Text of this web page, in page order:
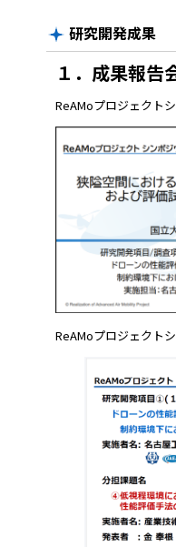
研究開発成果
１．成果報告
ReAMoプロジェクト
ReAMoプロジェクト